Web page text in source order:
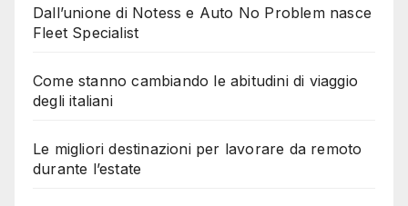
Dall’unione di Notess e Auto No Problem nasce
Fleet Specialist
Come stanno cambiando le abitudini di viaggio
degli italiani
Le migliori destinazioni per lavorare da remoto
durante l’estate